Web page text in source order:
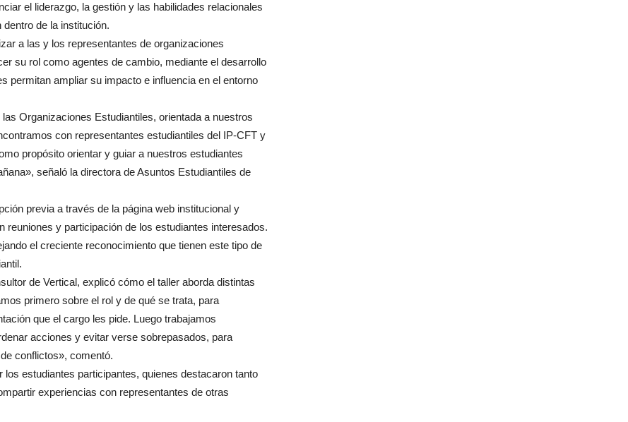
el liderazgo, la gestión y las habilidades relacionales
de la institución.
a las y los representantes de organizaciones
su rol como agentes de cambio, mediante el desarrollo
permitan ampliar su impacto e influencia en el entorno
Organizaciones Estudiantiles, orientada a nuestros
con representantes estudiantiles del IP-CFT y
propósito orientar y guiar a nuestros estudiantes
señaló la directora de Asuntos Estudiantiles de
previa a través de la página web institucional y
reuniones y participación de los estudiantes interesados.
el creciente reconocimiento que tienen este tipo de
de Vertical, explicó cómo el taller aborda distintas
primero sobre el rol y de qué se trata, para
que el cargo les pide. Luego trabajamos
acciones y evitar verse sobrepasados, para
conflictos», comentó.
estudiantes participantes, quienes destacaron tanto
experiencias con representantes de otras